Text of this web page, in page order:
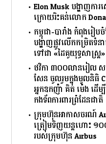
Elon Musk បង្ហាញកា
ក្រោយរិះគន់លោក
កម្ពុជា-បារាំង កំពុងរៀប
បង្ហាញផ្លូវលើកកម្រិតទំន
ទៅជា «ដៃគូយុទ្ធសាស្ត្រ»
ថវិកា ៣០០លានរៀល ស
សែន ចូលរួមក្នុងមូលនិធិ
អ្នកឧកញ៉ា គិត ម៉េង ដើម្
កងទ័ពការពារព្រំដែនជាតិ
ក្រុមហ៊ុនអាកាសចរណ៍
ត្រៀមទិញយន្តហោះ ១០
របស់ក្រុមហ៊ុន Airbus